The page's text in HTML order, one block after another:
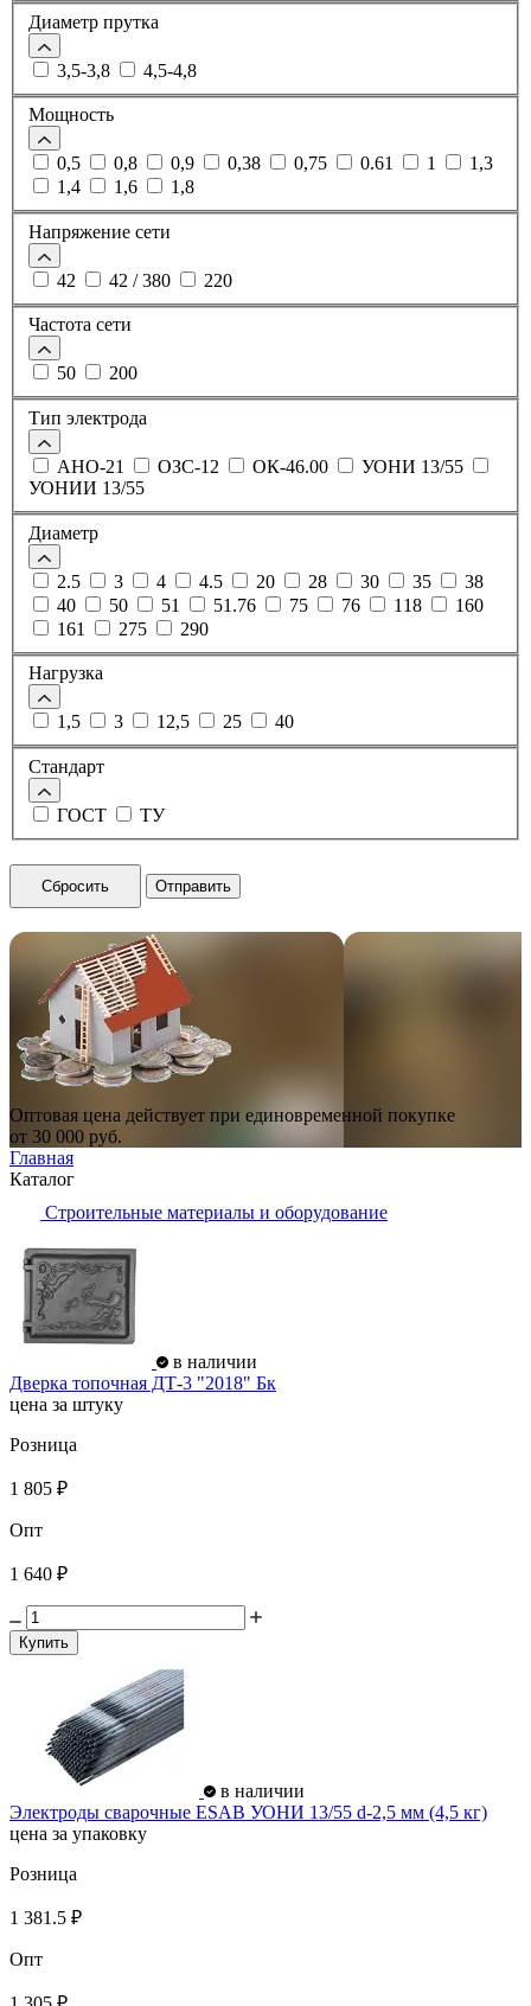
Диаметр прутка
3,5-3,8 4,5-4,8
Мощность
0,5 0,8 0,9 0,38 0,75 0.61 1
1,3
1,4
1,6 1,8
Напряжение сети
42 42 / 380 220
Частота сети
50 200
Тип электрода
АНО-21 ОЗС-12 ОК-46.00
УОНИ 13/55
УОНИИ 13/55
Диаметр
2.5 3 4 4.5 20 28 30 35
38
40
50 51 51.76 75 76 118
160
161
275 290
Нагрузка
1,5 3 12,5 25 40
Стандарт
ГОСТ ТУ
Сбросить Отправить
Оптовая цена действует при единовременной покупке
от 30 000 руб.
Главная
Каталог
Строительные материалы и оборудование
в наличии
Дверка топочная ДТ-3 "2018" Бк
цена за штуку
Розница
1 805 ₽
Опт
1 640 ₽
Купить
в наличии
Электроды сварочные ESAB УОНИ 13/55 d-2,5 мм (4,5 кг)
цена за упаковку
Розница
1 381.5 ₽
Опт